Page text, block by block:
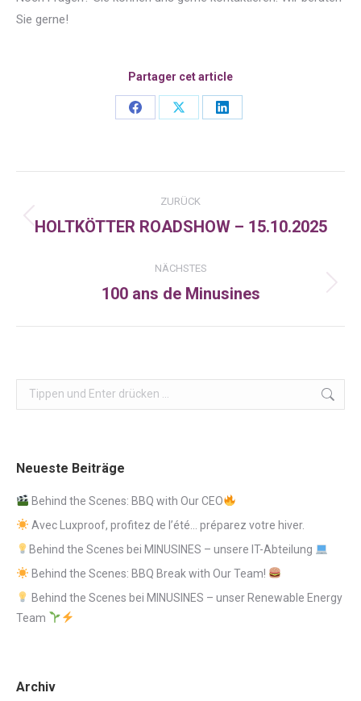
Sie gerne!
Partager cet article
Share
Share
Share
Kommentarnavigation
ZURÜCK
Vorheriger
HOLTKÖTTER ROADSHOW – 15.10.2025
NÄCHSTES
Nächster
100 ans de Minusines
Search:
Neueste Beiträge
Behind the Scenes: BBQ with Our CEO
Avec Luxproof, profitez de l’été… préparez votre hiver.
Behind the Scenes bei MINUSINES – unsere IT-Abteilung
Behind the Scenes: BBQ Break with Our Team!
Behind the Scenes bei MINUSINES – unser Renewable Energy
Team
Archiv